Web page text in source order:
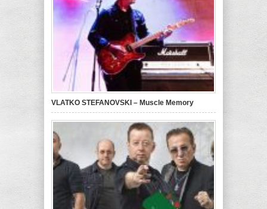
VLATKO STEFANOVSKI – Muscle Memory